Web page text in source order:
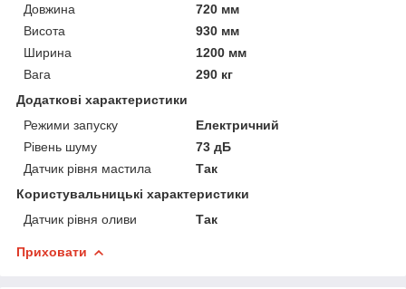
Довжина
720 мм
Висота
930 мм
Ширина
1200 мм
Вага
290 кг
Додаткові характеристики
Режими запуску
Електричний
Рівень шуму
73 дБ
Датчик рівня мастила
Так
Користувальницькі характеристики
Датчик рівня оливи
Так
Приховати